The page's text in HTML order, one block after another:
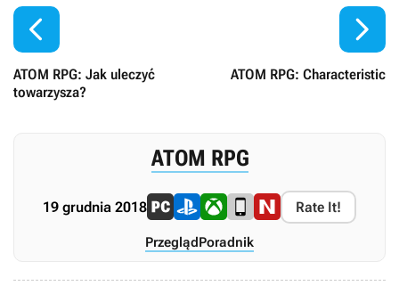

ATOM RPG: Jak uleczyć
towarzysza?
ATOM RPG: Characteristic

ATOM RPG
19 grudnia 2018 Rate It!
PrzeglądPoradnik